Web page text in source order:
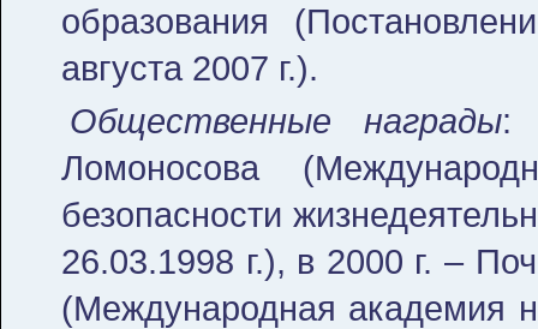
образования
августа 2007 г.).
Общественные награды:
Ломоносова
безопасности
26.03.1998 г.), в 2000 г. –
(Международная академия